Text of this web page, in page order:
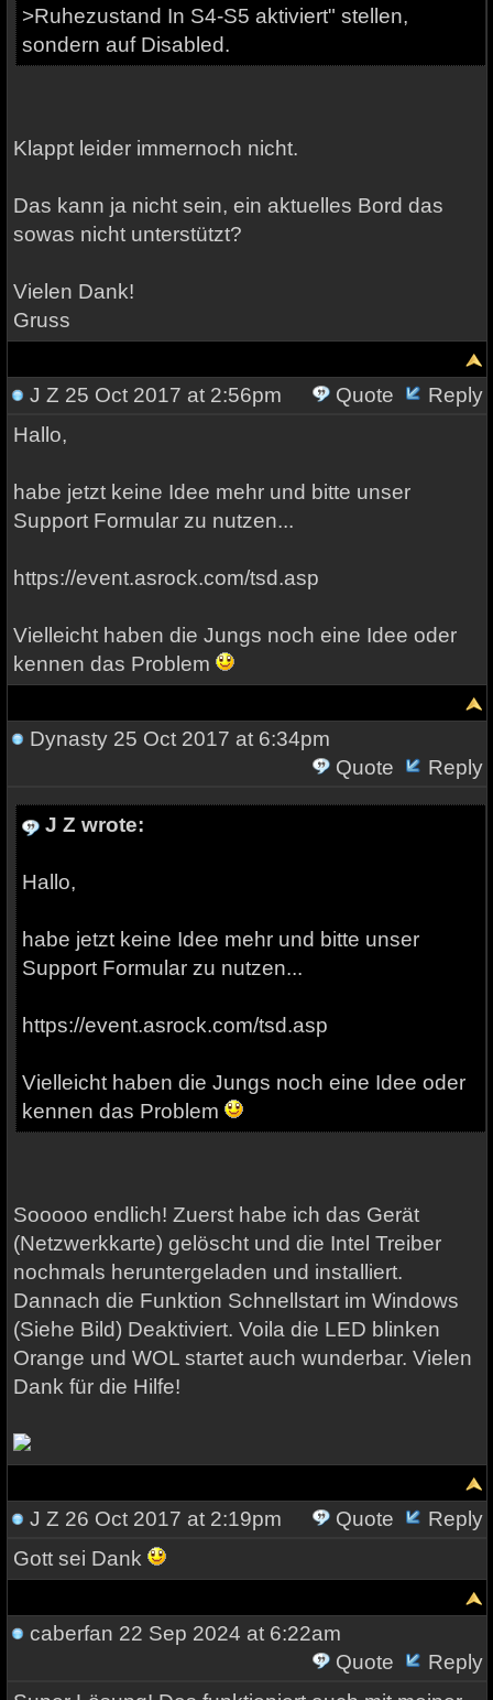
>Ruhezustand In S4-S5 aktiviert" stellen,
sondern auf Disabled.
Klappt leider immernoch nicht.
Das kann ja nicht sein, ein aktuelles Bord das
sowas nicht unterstützt?
Vielen Dank!
Gruss
J Z 25 Oct 2017 at 2:56pm Quote
Reply
Hallo,
habe jetzt keine Idee mehr und bitte unser
Support Formular zu nutzen...
https://event.asrock.com/tsd.asp
Vielleicht haben die Jungs noch eine Idee oder
kennen das Problem
Dynasty25 Oct 2017 at 6:34pm
Quote
Reply
J Z wrote:
Hallo,
habe jetzt keine Idee mehr und bitte unser
Support Formular zu nutzen...
https://event.asrock.com/tsd.asp
Vielleicht haben die Jungs noch eine Idee oder
kennen das Problem
Sooooo endlich! Zuerst habe ich das Gerät
(Netzwerkkarte) gelöscht und die Intel Treiber
nochmals heruntergeladen und installiert.
Dannach die Funktion Schnellstart im Windows
(Siehe Bild) Deaktiviert. Voila die LED blinken
Orange und WOL startet auch wunderbar. Vielen
Dank für die Hilfe!
J Z 26 Oct 2017 at 2:19pm Quote
Reply
Gott sei Dank
caberfan 22 Sep 2024 at 6:22am
Quote
Reply